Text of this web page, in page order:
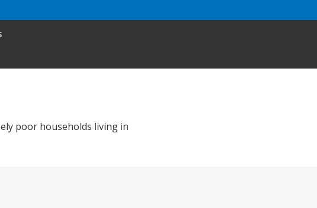
poor households living in